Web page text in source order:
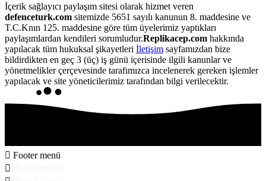
İçerik sağlayıcı paylaşım sitesi olarak hizmet veren
defenceturk.com sitemizde 5651 sayılı kanunun 8. maddesine ve
T.C.Knın 125. maddesine göre tüm üyelerimiz yaptıkları
paylaşımlardan kendileri sorumludur.Replikacep.com hakkında
yapılacak tüm hukuksal şikayetleri İletişim sayfamızdan bize
bildirdikten en geç 3 (üç) iş günü içerisinde ilgili kanunlar ve
yönetmelikler çerçevesinde tarafımızca incelenerek gereken işlemler
yapılacak ve site yöneticilerimiz tarafından bilgi verilecektir.
Footer menü